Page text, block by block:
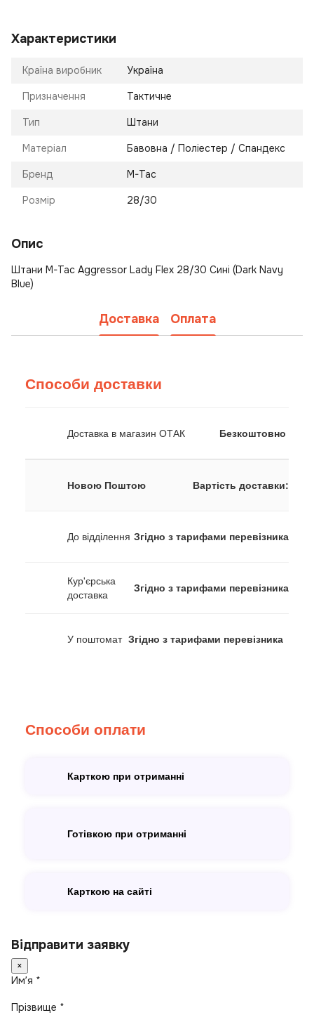
Характеристики
Країна виробник Україна
Призначення Тактичне
Тип Штани
Матеріал Бавовна / Поліестер / Спандекс
Бренд M-Tac
Розмір 28/30
Опис
Штани M-Tac Aggressor Lady Flex 28/30 Сині (Dark Navy
Blue)
Доставка Оплата
Способи доставки
Доставка в магазин ОТАК Безкоштовно
Новою Поштою Вартість доставки:
До відділення Згідно з тарифами перевізника
Кур'єрська
доставка
Згідно з тарифами перевізника
У поштомат Згідно з тарифами перевізника
Способи оплати
Карткою при отриманні
Готівкою при отриманні
Карткою на сайті
Відправити заявку
×
Имʼя *
Прізвище *